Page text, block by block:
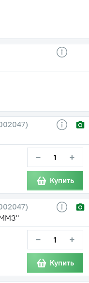
− +
Купить
− +
Купить